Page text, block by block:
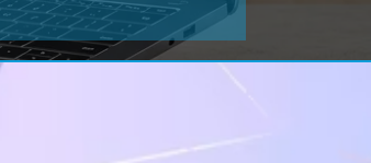
Заказать